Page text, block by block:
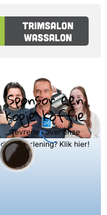
Sponsor een
kopje koffie
Tevreden over onze
dienstverlening? Klik hier!